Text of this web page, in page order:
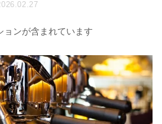
ンが含まれています